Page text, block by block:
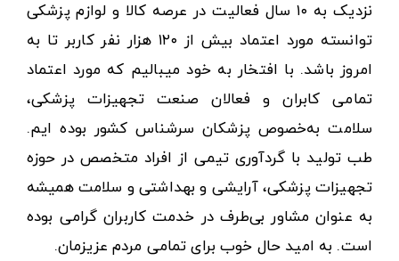
نزدیک به ۱۰ سال فعالیت در عرصه کالا و لوازم پزشکی
توانسته مورد اعتماد بیش از ۱۲۰ هزار نفر کاربر تا به
امروز باشد. با افتخار به خود میبالیم که مورد اعتماد
تمامی کابران و فعالان صنعت تجهیزات پزشکی،
سلامت به‌خصوص پزشکان سرشناس کشور بوده ایم.
طب تولید با گردآوری تیمی از افراد متخصص در حوزه
تجهیزات پزشکی، آرایشی و بهداشتی و سلامت همیشه
به عنوان مشاور بی‌طرف در خدمت کاربران گرامی بوده
است. به امید حال خوب برای تمامی مردم عزیزمان.